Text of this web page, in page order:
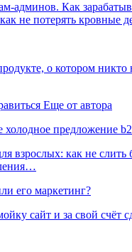
админов. Как
не потерять кровные
о котором никто
Еще от автора
холодное предложение
взрослых: как не слить
его маркетинг?
сайт и за свой счёт